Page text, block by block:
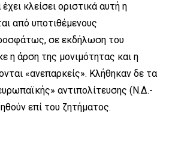
κλείσει οριστικά αυτή η
από υποτιθέμενους
σε εκδήλωση του
η άρση της μονιμότητας και η
«ανεπαρκείς». Κλήθηκαν δε τα
αντιπολίτευσης (Ν.Δ.-
επί του ζητήματος.